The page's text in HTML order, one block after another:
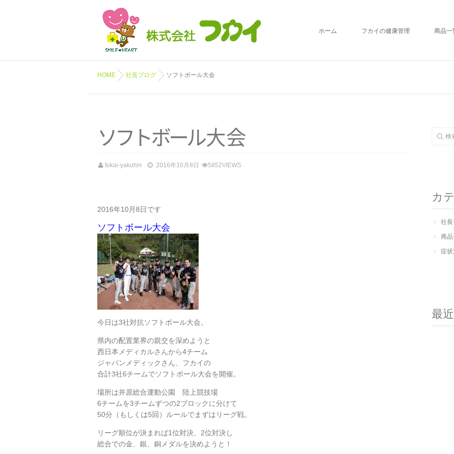
ホーム フカイの健康管理 商品一
HOME 社長ブログ ソフトボール大会
ソフ トボール大会
fukai-yakuhin 2016年10月8日 5852VIEWS
2016年10月8日です
ソフトボール大会
今日は3社対抗ソフトボール大会。
県内の配置業界の親交を深めようと
西日本メディカルさんから4チーム
ジャパンメディックさん、フカイの
合計3社6チームでソフトボール大会を開催。
場所は井原総合運動公園 陸上競技場
6チームを3チームずつの2ブロックに分けて
50分（もしくは5回）ルールでまずはリーグ戦。
リーグ順位が決まれば1位対決、2位対決し
総合での金、銀、銅メダルを決めようと！
カ
社
商品
症
最